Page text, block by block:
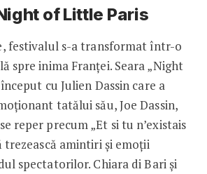
of Little Paris
festivalul s-a transformat într-o
spre inima Franței. Seara „Night
cu Julien Dassin care a
tatălui său, Joe Dassin,
reper precum „Et si tu n’existais
trezească amintiri și emoții
spectatorilor. Chiara di Bari și